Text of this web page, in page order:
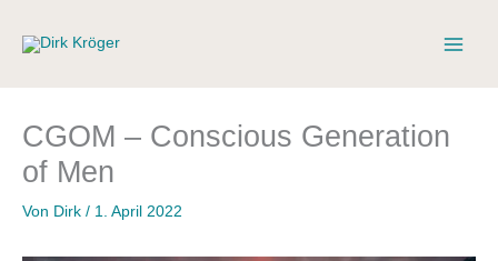
Inhalt
CGOM – Conscious Generation
of Men
Von Dirk / 1. April 2022